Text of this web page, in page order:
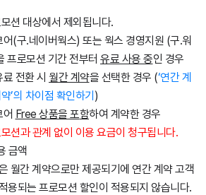
션 대상에서 제외됩니다.
어(구.네이버웍스) 또는 웍스 경영지원 (구.워
프로모션 기간 전부터 유료 사용 중인 경우
전환 시 월간 계약을 선택한 경우 (‘연간 계
’의 차이점 확인하기)
Free 상품을 포함하여 계약한 경우
션과 관계 없이 이용 요금이 청구됩니다.
금액
월간 계약으로만 제공되기에 연간 계약 고객
용되는 프로모션 할인이 적용되지 않습니다.